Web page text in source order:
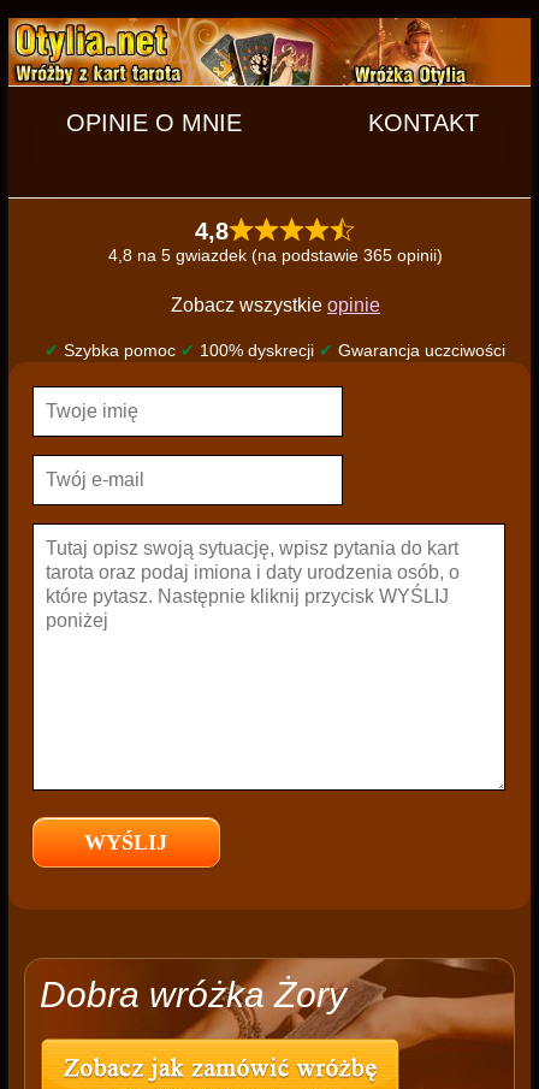
OPINIE O MNIE KONTAKT
4,8
4,8 na 5 gwiazdek (na podstawie 365 opinii)
Zobacz wszystkie opinie
✔ Szybka pomoc ✔ 100% dyskrecji ✔ Gwarancja uczciwości
Dobra wróżka Żory